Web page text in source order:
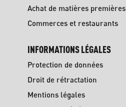
Achat de matières premières
Commerces et restaurants
INFORMATIONS LÉGALES
Protection de données
Droit de rétractation
Mentions légales